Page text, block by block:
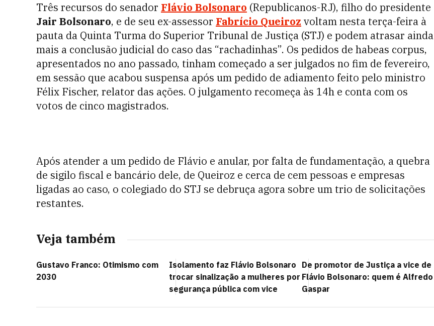
Três recursos do senador Flávio Bolsonaro (Republicanos-RJ), filho do presidente
Jair Bolsonaro, e de seu ex-assessor Fabrício Queiroz voltam nesta terça-feira à
pauta da Quinta Turma do Superior Tribunal de Justiça (STJ) e podem atrasar ainda
mais a conclusão judicial do caso das “rachadinhas”. Os pedidos de habeas corpus,
apresentados no ano passado, tinham começado a ser julgados no fim de fevereiro,
em sessão que acabou suspensa após um pedido de adiamento feito pelo ministro
Félix Fischer, relator das ações. O julgamento recomeça às 14h e conta com os
votos de cinco magistrados.
Após atender a um pedido de Flávio e anular, por falta de fundamentação, a quebra
de sigilo fiscal e bancário dele, de Queiroz e cerca de cem pessoas e empresas
ligadas ao caso, o colegiado do STJ se debruça agora sobre um trio de solicitações
restantes.
Veja também
Gustavo Franco: Otimismo com
2030
Isolamento faz Flávio Bolsonaro
trocar sinalização a mulheres por
segurança pública com vice
De promotor de Justiça a vice de
Flávio Bolsonaro: quem é Alfredo
Gaspar